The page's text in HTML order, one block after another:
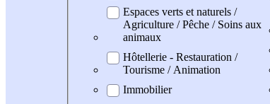
Espaces verts et naturels /
Agriculture / Pêche / Soins aux
animaux
Hôtellerie - Restauration /
Tourisme / Animation
Immobilier